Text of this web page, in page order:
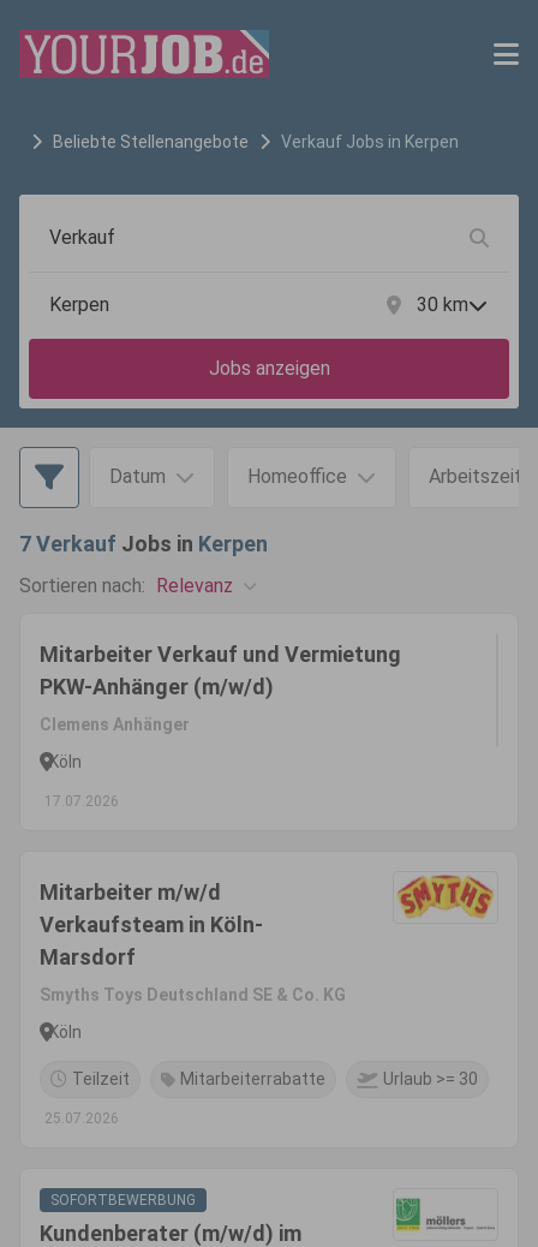
Beliebte Stellenangebote Verkauf Jobs in Kerpen
30 km
Jobs anzeigen
Datum Homeoffice Arbeitszeit
7Verkauf Jobs in Kerpen
Sortieren nach: Relevanz
Mitarbeiter Verkauf und Vermietung
PKW-Anhänger (m/w/d)
Clemens Anhänger
Köln
17.07.2026
Mitarbeiter m/w/d
Verkaufsteam in Köln-
Marsdorf
Smyths Toys Deutschland SE & Co. KG
Köln
Teilzeit Mitarbeiterrabatte Urlaub >= 30
25.07.2026
SOFORTBEWERBUNG
Kundenberater (m/w/d) im